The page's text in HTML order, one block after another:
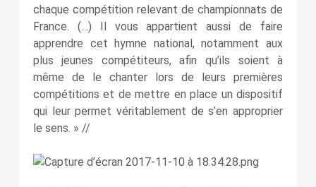
chaque compétition relevant de championnats de
France. (…) Il vous appartient aussi de faire
apprendre cet hymne national, notamment aux
plus jeunes compétiteurs, afin qu’ils soient à
même de le chanter lors de leurs premières
compétitions et de mettre en place un dispositif
qui leur permet véritablement de s’en approprier
le sens. » //